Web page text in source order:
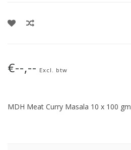
€--,-- Excl. btw
MDH Meat Curry Masala 10 x 100 gm